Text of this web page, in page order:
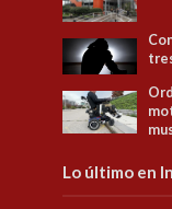
Lo último en